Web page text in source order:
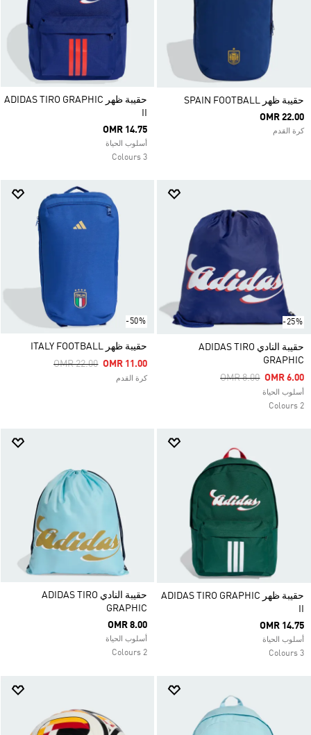
حقيبة ظهر SPAIN FOOTBALL
OMR 22.00
كرة القدم
حقيبة ظهر ADIDAS TIRO GRAPHIC
OMR 14.75
أسلوب الحياة
3 Colours
-25%
حقيبة النادي ADIDAS TIRO
GRAPHIC
Price Reduced From
OMR 8.00ToOMR 6.00
أسلوب الحياة
2 Colours
-50%
حقيبة ظهر ITALY FOOTBALL
Price Reduced From
OMR 22.00ToOMR 11.00
كرة القدم
حقيبة ظهر ADIDAS TIRO GRAPHIC
OMR 14.75
أسلوب الحياة
3 Colours
حقيبة النادي ADIDAS TIRO
GRAPHIC
OMR 8.00
أسلوب الحياة
2 Colours